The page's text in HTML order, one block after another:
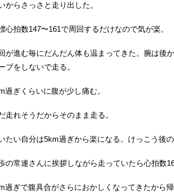
からさっさと走り出した。
心拍数147〜161で周回するだけなので気が楽。
が進む毎にだんだん体も温まってきた。腕は後
ブをしないで走る。
過ぎくらいに腹が少し痛む。
走れそうだからそのまま走る。
たい自分は5km過ぎから楽になる。けっこう後の
の常連さんに挨拶しながら走っていたら心拍数
過ぎで腹具合がさらにおかしくなってきたから